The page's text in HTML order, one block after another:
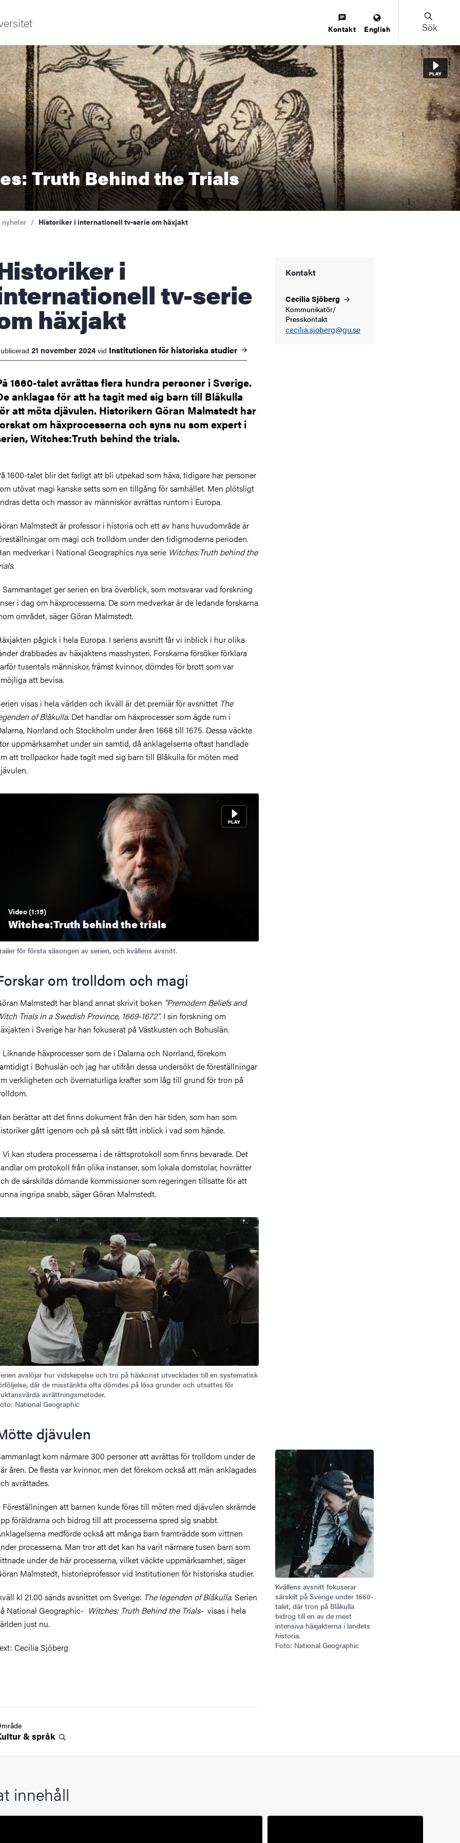
innovation
Kontakt English Sök
Truth Behind the Trials
nyheter Historiker i internationell tv-serie om häxjakt
i
tv-serie
häxjakt
21 november 2024 vid Institutionen för historiska studier
1660-talet avrättas flera hundra personer i Sverige.
anklagas för att ha tagit med sig barn till Blåkulla
att möta djävulen. Historikern Göran Malmstedt har
om häxprocesserna och syns nu som expert i
Witches:Truth behind the trials.
Kontakt
CeciliaSjöberg
Kommunikatör/
Presskontakt
cecilia.sjoberg@gu.se
1600-talet blir det farligt att bli utpekad som häxa, tidigare har personer
utövat magi kanske setts som en tillgång för samhället. Men plötsligt
detta och massor av människor avrättas runtom i Europa.
Malmstedt är professor i historia och ett av hans huvudområde är
om magi och trolldom under den tidigmoderna perioden.
medverkar i National Geographics nya serie Witches:Truth behind the
.
Sammantaget ger serien en bra överblick, som motsvarar vad forskning
i dag om häxprocesserna. De som medverkar är de ledande forskarna
området, säger Göran Malmstedt.
pågick i hela Europa. I seriens avsnitt får vi inblick i hur olika
drabbades av häxjaktens masshysteri. Forskarna försöker förklara
tusentals människor, främst kvinnor, dömdes för brott som var
att bevisa.
visas i hela världen och ikväll är det premiär för avsnittet The
of Blåkulla. Det handlar om häxprocesser som ägde rum i
Norrland och Stockholm under åren 1668 till 1675. Dessa väckte
uppmärksamhet under sin samtid, då anklagelserna oftast handlade
att trollpackor hade tagit med sig barn till Blåkulla för möten med
Video (1:15)
Witches:Truth behind the trials
för första säsongen av serien, och kvällens avsnitt.
om trolldom och magi
Malmstedt har bland annat skrivit boken ”Premodern Beliefs and
Trials in a Swedish Province, 1669-1672”. I sin forskning om
i Sverige har han fokuserat på Västkusten och Bohuslän.
Liknande häxprocesser som de i Dalarna och Norrland, förekom
i Bohuslän och jag har utifrån dessa undersökt de föreställningar
verkligheten och övernaturliga krafter som låg till grund för tron på
berättar att det finns dokument från den här tiden, som han som
gått igenom och på så sätt fått inblick i vad som hände.
Vi kan studera processerna i de rättsprotokoll som finns bevarade. Det
om protokoll från olika instanser, som lokala domstolar, hovrätter
de särskilda dömande kommissioner som regeringen tillsatte för att
ingripa snabb, säger Göran Malmstedt.
avslöjar hur vidskepelse och tro på häxkonst utvecklades till en systematisk
där de misstänkta ofta dömdes på lösa grunder och utsattes för
avrättningsmetoder.
National Geographic
djävulen
Bild
Kvällens avsnitt fokuserar
särskilt på Sverige under 1660-
talet, där tron på Blåkulla
bidrog till en av de mest
intensiva häxjakterna i landets
historia.
Foto: National Geographic
kom närmare 300 personer att avrättas för trolldom under de
åren. De flesta var kvinnor, men det förekom också att män anklagades
avrättades.
Föreställningen att barnen kunde föras till möten med djävulen skrämde
föräldrarna och bidrog till att processerna spred sig snabbt.
medförde också att många barn framträdde som vittnen
processerna. Man tror att det kan ha varit närmare tusen barn som
under de här processerna, vilket väckte uppmärksamhet, säger
Malmstedt, historieprofessor vid Institutionen för historiska studier.
kl 21.00 sänds avsnittet om Sverige: The legenden of Blåkulla. Serien
National Geographic- Witches: Truth Behind the Trials- visas i hela
just nu.
Cecilia Sjöberg
&språk
innehåll